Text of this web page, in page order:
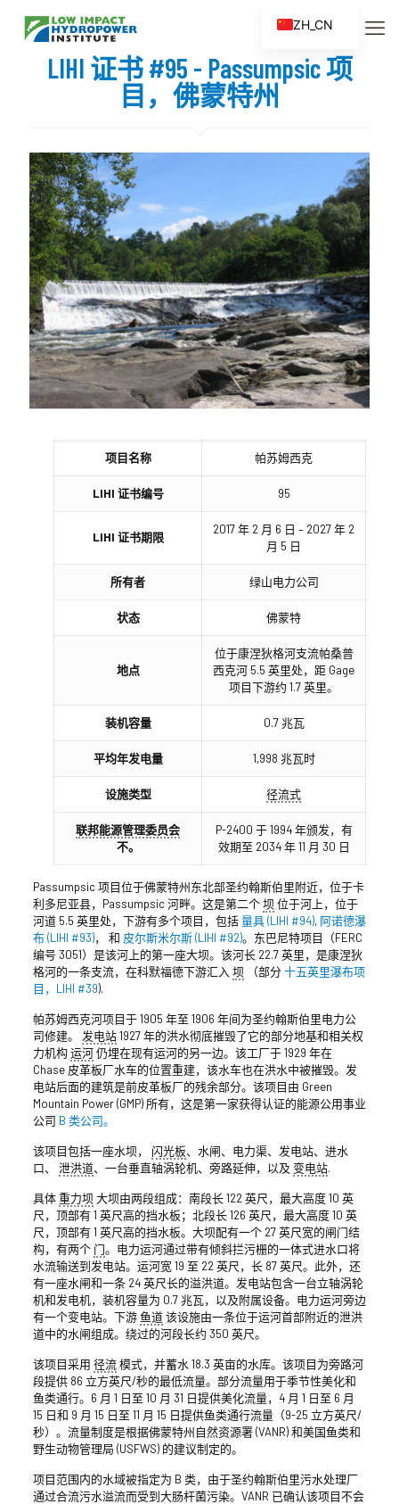
LIHI 证书 #95 - Passumpsic 项
目，佛蒙特州
项目名称 帕苏姆西克
LIHI 证书编号 95
LIHI 证书期限
2017 年 2 月 6 日 – 2027 年 2
月 5 日
所有者 绿山电力公司
状态 佛蒙特
地点
位于康涅狄格河支流帕桑普
西克河 5.5 英里处，距 Gage
项目下游约 1.7 英里。
装机容量 0.7 兆瓦
平均年发电量 1,998 兆瓦时
设施类型 径流式
联邦能源管理委员会
不。
P-2400 于 1994 年颁发，有
效期至 2034 年 11 月 30 日
Passumpsic 项目位于佛蒙特州东北部圣约翰斯伯里附近，位于卡
利多尼亚县，Passumpsic 河畔。这是第二个坝 位于河上，位于
河道 5.5 英里处，下游有多个项目，包括量具 (LIHI #94), 阿诺德瀑
布 (LIHI #93)， 和 皮尔斯米尔斯 (LIHI #92)。东巴尼特项目（FERC
编号 3051）是该河上的第一座大坝。该河长 22.7 英里，是康涅狄
格河的一条支流，在科默福德下游汇入 坝 （部分十五英里瀑布项
目，LIHI #39).
帕苏姆西克河项目于 1905 年至 1906 年间为圣约翰斯伯里电力公
司修建。 发电站1927 年的洪水彻底摧毁了它的部分地基和相关权
力机构运河仍埋在现有运河的另一边。该工厂于 1929 年在
Chase 皮革板厂水车的位置重建，该水车也在洪水中被摧毁。发
电站后面的建筑是前皮革板厂的残余部分。该项目由 Green
Mountain Power (GMP) 所有，这是第一家获得认证的能源公用事业
公司 B 类公司。
该项目包括一座水坝， 闪光板、水闸、电力渠、发电站、进水
口、 泄洪道、一台垂直轴涡轮机、旁路延伸，以及 变电站.
具体重力坝 大坝由两段组成：南段长 122 英尺，最大高度 10 英
尺，顶部有 1 英尺高的挡水板；北段长 126 英尺，最大高度 10 英
尺，顶部有 1 英尺高的挡水板。大坝配有一个 27 英尺宽的闸门结
构，有两个 门。电力运河通过带有倾斜拦污栅的一体式进水口将
水流输送到发电站。运河宽 19 至 22 英尺，长 87 英尺。此外，还
有一座水闸和一条 24 英尺长的溢洪道。发电站包含一台立轴涡轮
机和发电机，装机容量为 0.7 兆瓦，以及附属设备。电力运河旁边
有一个变电站。下游鱼道该设施由一条位于运河首部附近的泄洪
道中的水闸组成。绕过的河段长约 350 英尺。
该项目采用 径流模式，并蓄水 18.3 英亩的水库。该项目为旁路河
段提供 86 立方英尺/秒的最低流量。部分流量用于季节性美化和
鱼类通行。6 月 1 日至 10 月 31 日提供美化流量，4 月 1 日至 6 月
15 日和 9 月 15 日至 11 月 15 日提供鱼类通行流量（9-25 立方英尺/
秒）。流量制度是根据佛蒙特州自然资源署 (VANR) 和美国鱼类和
野生动物管理局 (USFWS) 的建议制定的。
项目范围内的水域被指定为 B 类，由于圣约翰斯伯里污水处理厂
通过合流污水溢流而受到大肠杆菌污染。VANR 已确认该项目不会
ZH_CN
ES